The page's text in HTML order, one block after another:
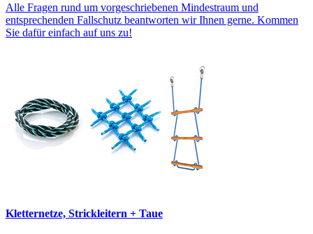
Alle Fragen rund um vorgeschriebenen Mindestraum und
entsprechenden Fallschutz beantworten wir Ihnen gerne. Kommen
Sie dafür einfach auf uns zu!
Kletternetze, Strickleitern + Taue